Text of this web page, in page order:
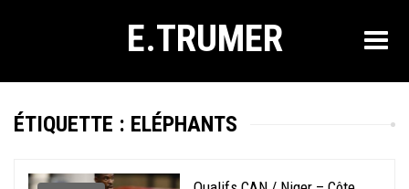
E.TRUMER
ÉTIQUETTE : ELÉPHANTS